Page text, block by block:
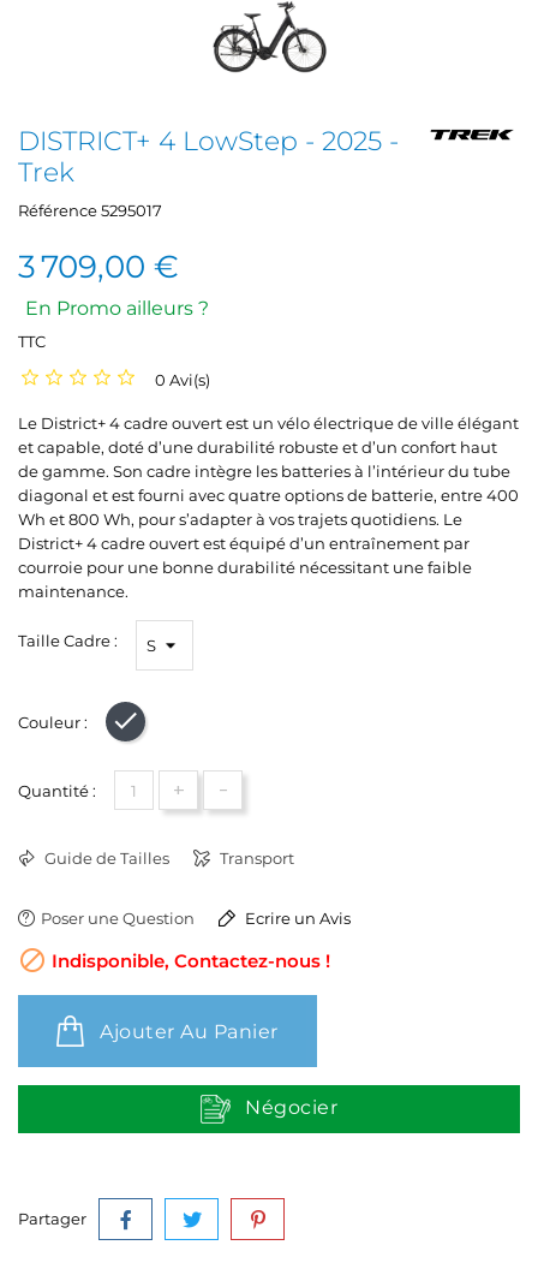
DISTRICT+ 4 LowStep - 2025 -
Trek
Référence5295017
3 709,00 €
En Promo ailleurs ?
TTC
0 Avi(s)
Le District+ 4 cadre ouvert est un vélo électrique de ville élégant
et capable, doté d’une durabilité robuste et d’un confort haut
de gamme. Son cadre intègre les batteries à l’intérieur du tube
diagonal et est fourni avec quatre options de batterie, entre 400
Wh et 800 Wh, pour s’adapter à vos trajets quotidiens. Le
District+ 4 cadre ouvert est équipé d’un entraînement par
courroie pour une bonne durabilité nécessitant une faible
maintenance.
Taille Cadre :
Couleur : Noir
Quantité : + -
Guide de Tailles Transport
Poser une Question Ecrire un Avis
 Indisponible, Contactez-nous !
Ajouter Au Panier
Négocier
Partager